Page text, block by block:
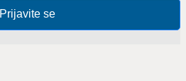
Prijavite se